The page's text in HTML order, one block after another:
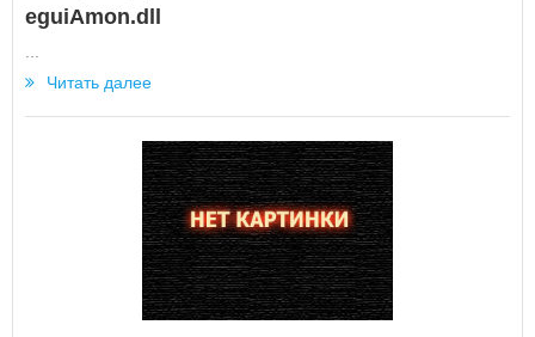
eguiAmon.dll
Читать далее